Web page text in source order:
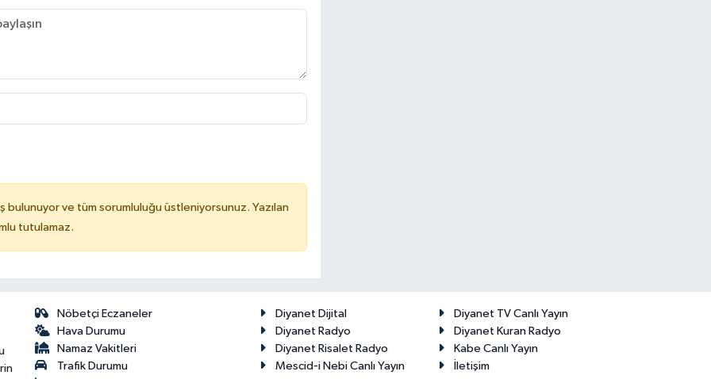
bulunuyor ve tüm sorumluluğu üstleniyorsunuz. Yazılan
tutulamaz.
Nöbetçi Eczaneler
Hava Durumu
Namaz Vakitleri
Trafik Durumu
Diyanet Dijital
Diyanet TV Canlı Yayın
Diyanet Radyo
Diyanet Kuran Radyo
Diyanet Risalet Radyo
Kabe Canlı Yayın
Mescid-i Nebi Canlı Yayın
İletişim